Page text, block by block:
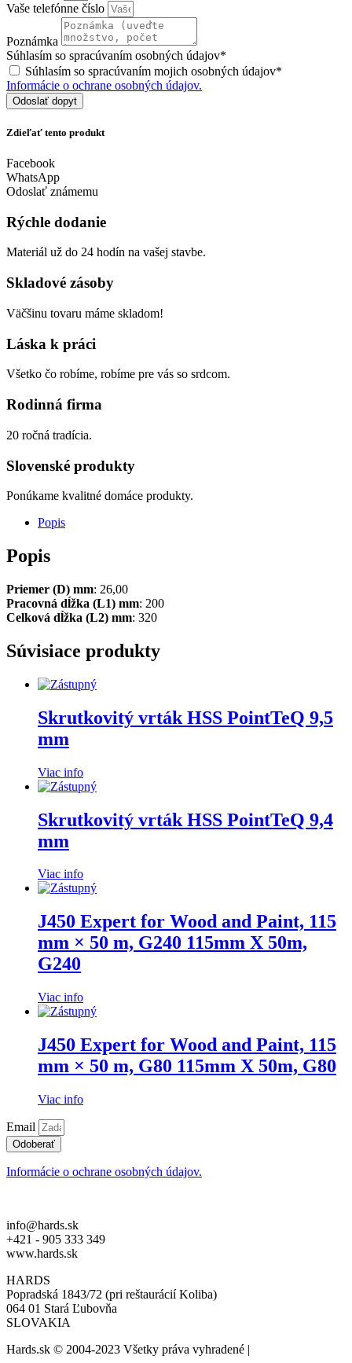
Vaše telefónne číslo
Poznámka
Súhlasím so spracúvaním osobných údajov*
Súhlasím so spracúvaním mojich osobných údajov*
Informácie o ochrane osobných údajov.
Odoslať dopyt
Zdieľať tento produkt
Facebook
WhatsApp
Odoslať známemu
Rýchle dodanie
Materiál už do 24 hodín na vašej stavbe.
Skladové zásoby
Väčšinu tovaru máme skladom!
Láska k práci
Všetko čo robíme, robíme pre vás so srdcom.
Rodinná firma
20 ročná tradícia.
Slovenské produkty
Ponúkame kvalitné domáce produkty.
Popis
Popis
Priemer (D) mm: 26,00
Pracovná dĺžka (L1) mm: 200
Celková dĺžka (L2) mm: 320
Súvisiace produkty
Skrutkovitý vrták HSS PointTeQ 9,5
mm
Viac info
Skrutkovitý vrták HSS PointTeQ 9,4
mm
Viac info
J450 Expert for Wood and Paint, 115
mm × 50 m, G240 115mm X 50m,
G240
Viac info
J450 Expert for Wood and Paint, 115
mm × 50 m, G80 115mm X 50m, G80
Viac info
Email
Odoberať
Informácie o ochrane osobných údajov.
info@hards.sk
+421 - 905 333 349
www.hards.sk
HARDS
Popradská 1843/72 (pri reštaurácií Koliba)
064 01 Stará Ľubovňa
SLOVAKIA
Hards.sk © 2004-2023 Všetky práva vyhradené |